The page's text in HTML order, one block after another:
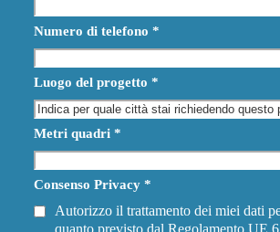
Numero di telefono *
Luogo del progetto *
Metri quadri *
Consenso Privacy *
Autorizzo il trattamento dei miei dati